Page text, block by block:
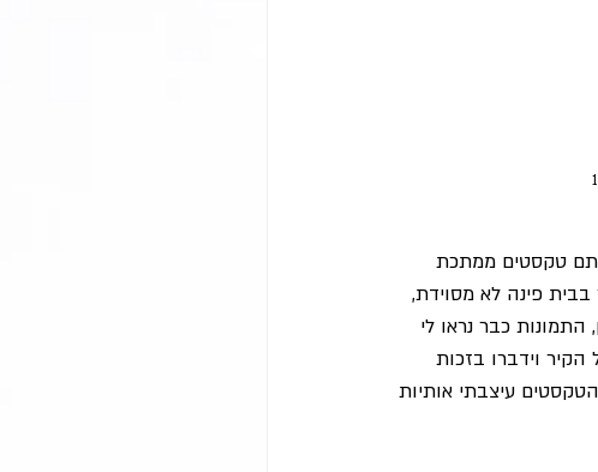
1
טקסטים ממתכת
פינה לא מסוידת,
כבר נראו לי
וידברו בזכות
עיצבתי אותיות